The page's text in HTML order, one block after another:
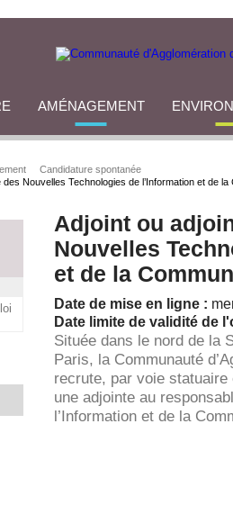
AMÉNAGEMENT
Candidature spontanée
Nouvelles Technologies de l’Information et de la
Adjoint ou
Nouvelles
et de la
Date de mise en ligne :
Date limite de validité de
Située dans le nord de la
Paris, la Communauté
recrute, par voie
une adjointe au
l’Information et de la